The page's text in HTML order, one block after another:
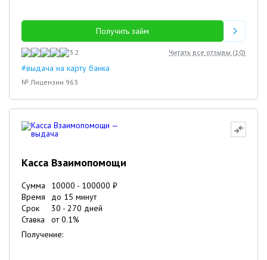
Получить займ
3.2 Читать все отзывы (10)
#выдача на карту банка
№ Лицензии 963
Касса Взаимопомощи
Сумма 10000 - 100000 ₽
Время
до 15 минут
Срок
30 - 270 дней
Ставка
от0.1%
Получение: